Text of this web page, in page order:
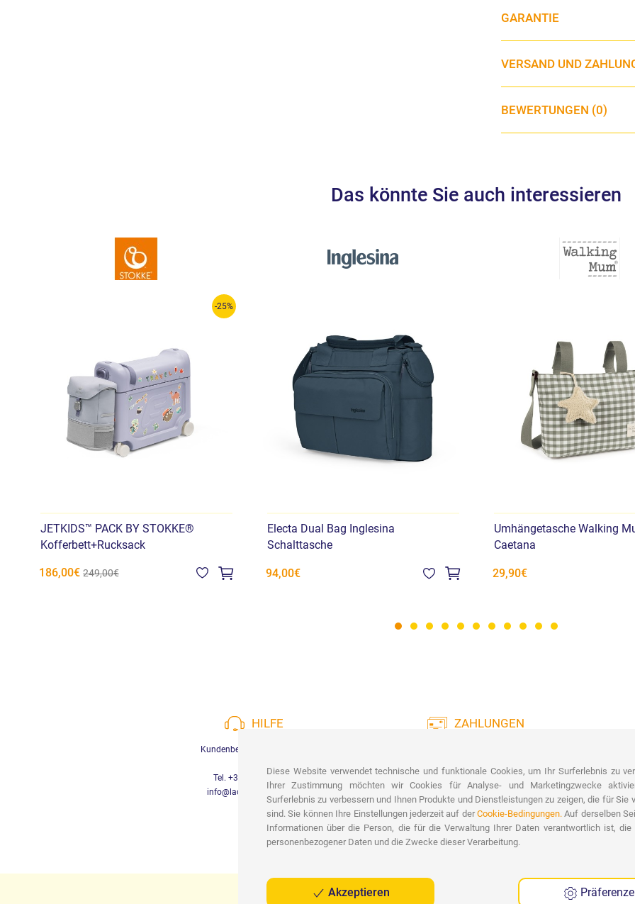
GARANTIE
VERSAND UND
BEWERTUNGEN (0)
Das könnte Sie auch interessieren
-25%
JETKIDS™ PACK BY STOKKE®
Kofferbett+Rucksack
186,00€ 249,00€
Electa Dual Bag Inglesina
Schalttasche
94,00€
Umhängetasche Walking
Caetana
29,90€
HILFE
Kundenbetreuung verfügbar
Tel. +39 3452280233
info@lachiocciolababy.it
ZAHLUNGEN
Diese Website verwendet technische und funktionale Cookies, um Ihr Surferlebnis zu
Ihrer Zustimmung möchten wir Cookies für Analyse- und Marketingzwecke
Surferlebnis zu verbessern und Ihnen Produkte und Dienstleistungen zu zeigen, die für Sie
sind. Sie können Ihre Einstellungen jederzeit auf derCookie-Bedingungen. Auf derselben
Informationen über die Person, die für die Verwaltung Ihrer Daten verantwortlich ist, die
personenbezogener Daten und die Zwecke dieser Verarbeitung.
Akzeptieren